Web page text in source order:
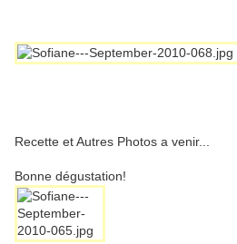
Recette et Autres Photos a venir...
Bonne dégustation!